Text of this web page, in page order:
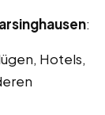
:
Hotels,